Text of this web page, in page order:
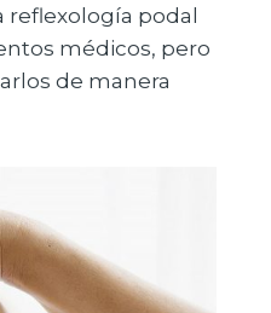
reflexología podal
médicos, pero
de manera